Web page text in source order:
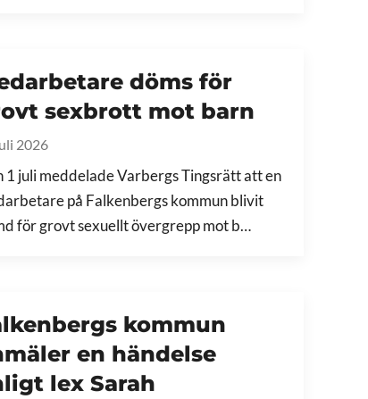
döms för
sexbrott mot barn
2026
1 juli meddelade Varbergs Tingsrätt att en
på Falkenbergs kommun blivit
för grovt sexuellt övergrepp mot b…
kommun
en händelse
lex Sarah